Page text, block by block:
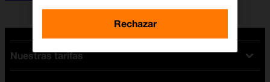
Nuestras tarifas
Rechazar